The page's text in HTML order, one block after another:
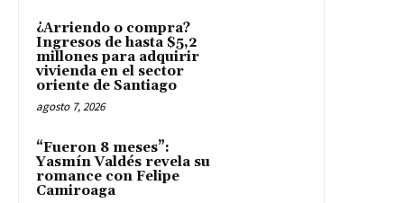
¿Arriendo o compra?
Ingresos de hasta $5,2
millones para adquirir
vivienda en el sector
oriente de Santiago
agosto 7, 2026
“Fueron 8 meses”:
Yasmín Valdés revela su
romance con Felipe
Camiroaga